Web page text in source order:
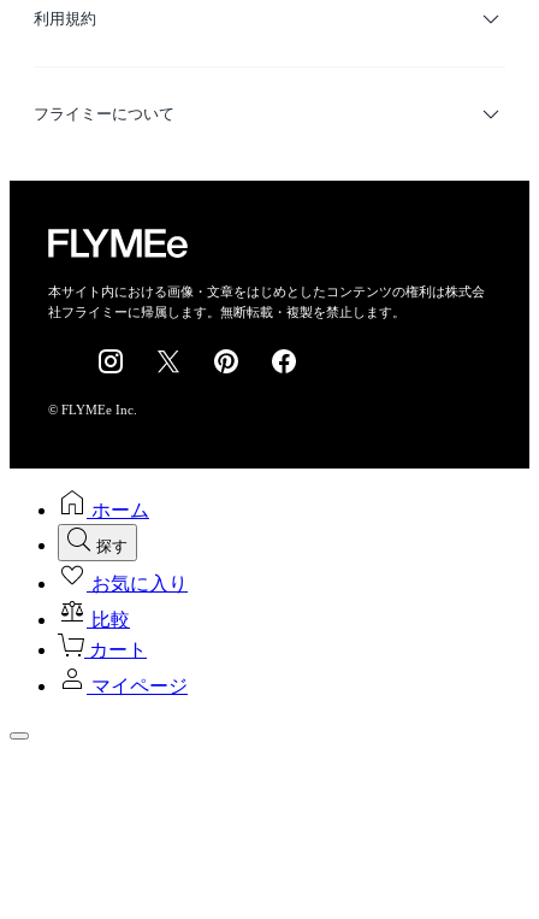
利用規約
利用規約
フライミーについて
会社概要
採用情報
本サイト内における画像・文章をはじめとしたコンテンツの権利は株式会
社フライミーに帰属します。無断転載・複製を禁止します。
© FLYMEe Inc.
ホーム
探す
お気に入り
比較
カート
マイページ